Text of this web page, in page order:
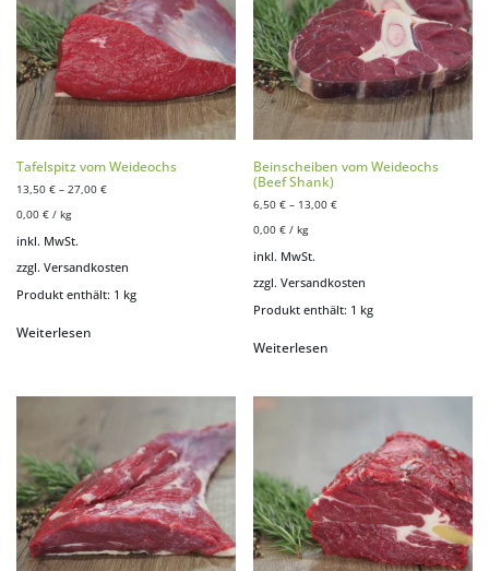
Tafelspitz vom Weideochs
13,50 € – 27,00 €
0,00 € / kg
inkl. MwSt.
zzgl. Versandkosten
Produkt enthält: 1 kg
Weiterlesen
Beinscheiben vom Weideochs
(Beef Shank)
6,50€ – 13,00€
0,00€ /kg
inkl. MwSt.
zzgl.Versandkosten
Produkt enthält: 1 kg
Weiterlesen